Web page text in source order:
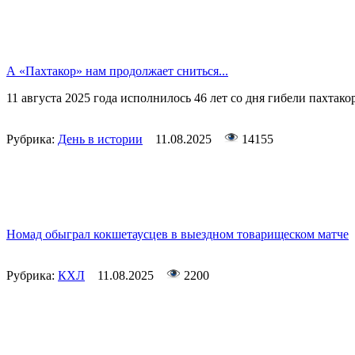
А «Пахтакор» нам продолжает сниться...
11 августа 2025 года исполнилось 46 лет со дня гибели
Рубрика: День в истории 11.08.2025 14155
Номад обыграл кокшетаусцев в выездном товарищеском матче
Рубрика: КХЛ 11.08.2025 2200